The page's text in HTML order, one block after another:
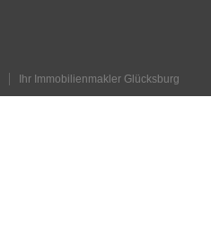
Ihr Immobilienmakler Glücksburg